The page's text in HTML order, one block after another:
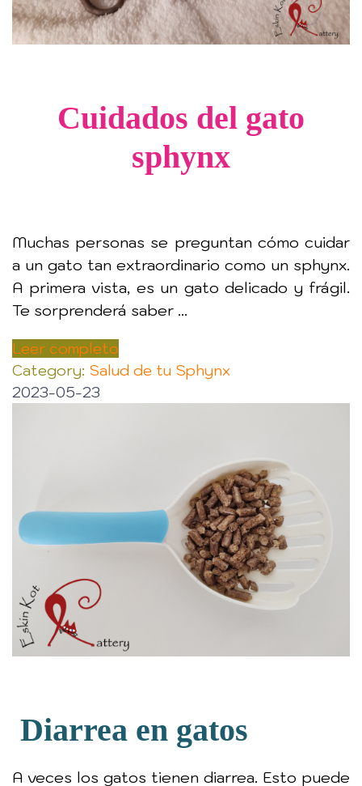
Cuidados del gato
sphynx
Muchas personas se preguntan cómo cuidar
a un gato tan extraordinario como un sphynx.
A primera vista, es un gato delicado y frágil.
Te sorprenderá saber ...
Leer completo
Category: Salud de tu Sphynx
2023-05-23
Diarrea en gatos
A veces los gatos tienen diarrea. Esto puede